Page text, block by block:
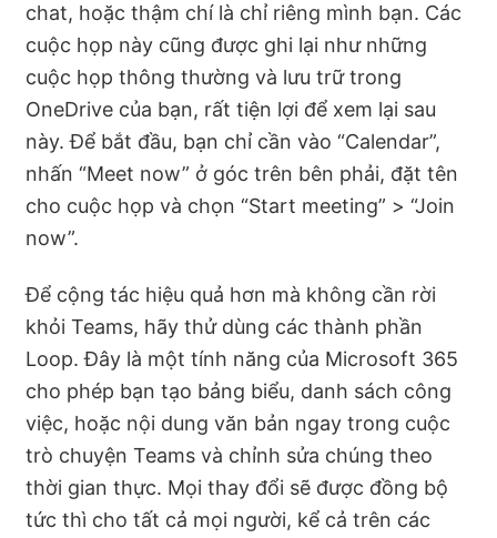
chat, hoặc thậm chí là chỉ riêng mình bạn. Các
cuộc họp này cũng được ghi lại như những
cuộc họp thông thường và lưu trữ trong
OneDrive của bạn, rất tiện lợi để xem lại sau
này. Để bắt đầu, bạn chỉ cần vào “Calendar”,
nhấn “Meet now” ở góc trên bên phải, đặt tên
cho cuộc họp và chọn “Start meeting” > “Join
now”.
Để cộng tác hiệu quả hơn mà không cần rời
khỏi Teams, hãy thử dùng các thành phần
Loop. Đây là một tính năng của Microsoft 365
cho phép bạn tạo bảng biểu, danh sách công
việc, hoặc nội dung văn bản ngay trong cuộc
trò chuyện Teams và chỉnh sửa chúng theo
thời gian thực. Mọi thay đổi sẽ được đồng bộ
tức thì cho tất cả mọi người, kể cả trên các